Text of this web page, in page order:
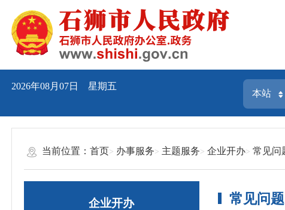
2026年08月07日 星期五
当前位置：首页 办事服务 主题服务 企业开办 常见问
企业开办 常见问题